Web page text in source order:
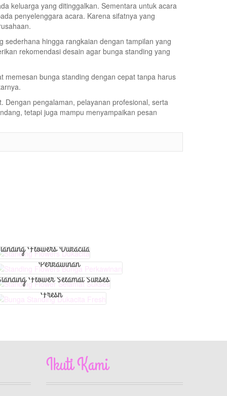
keluarga yang ditinggalkan. Sementara untuk acara
penyelenggara acara. Karena sifatnya yang
hingga rangkaian dengan tampilan yang
rekomendasi desain agar bunga standing yang
memesan bunga standing dengan cepat tanpa harus
Dengan pengalaman, pelayanan profesional, serta
tetapi juga mampu menyampaikan pesan
Flowers Dukacita
Standing Flowers Bunga
Perkawinan
Flower Selamat Sukses
Bunga Standing Dukacita
Fresh
Ikuti Kami